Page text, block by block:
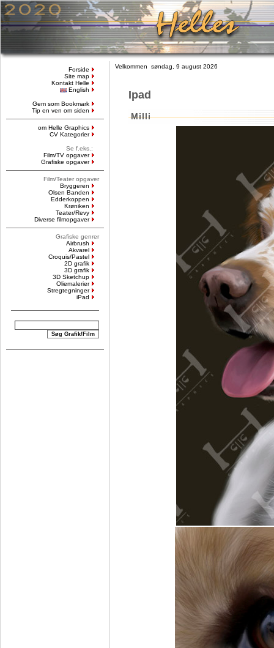
Forside
Site map
Kontakt Helle
English
Gem som Bookmark
Tip en ven om siden
om Helle Graphics
CV Kategorier
Se f.eks.:
Film/TV opgaver
Grafiske opgaver
Film/Teater opgaver
Bryggeren
Olsen Banden
Edderkoppen
Krøniken
Teater/Revy
Diverse filmopgaver
Grafiske genrer
Airbrush
Akvarel
Croquis/Pastel
2D grafik
3D grafik
3D Sketchup
Oliemalerier
Stregtegninger
iPad
Velkommen søndag, 9 august 2026
Ipad
Milli